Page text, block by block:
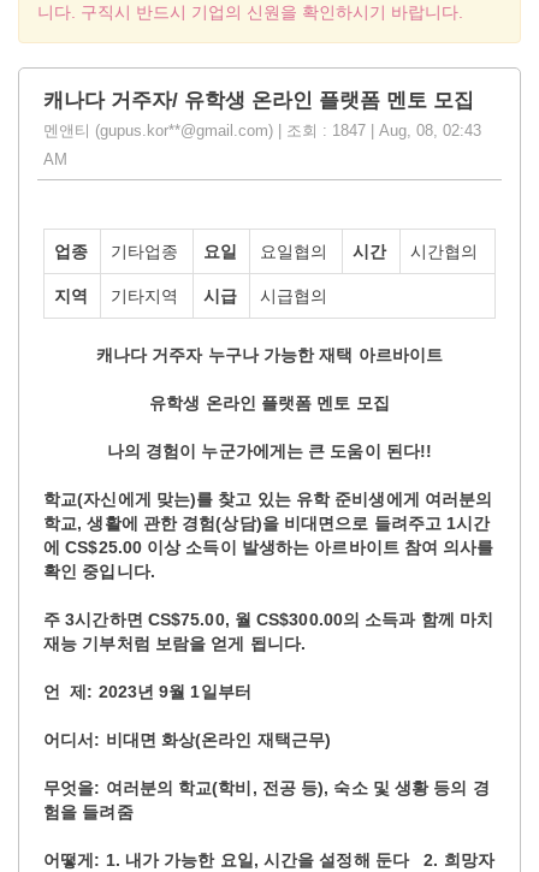
니다. 구직시 반드시 기업의 신원을 확인하시기 바랍니다.
캐나다 거주자/ 유학생 온라인 플랫폼 멘토 모집
멘앤티 (gupus.kor**@gmail.com) | 조회 : 1847 | Aug, 08, 02:43
AM
업종 기타업종 요일 요일협의 시간 시간협의
지역 기타지역 시급 시급협의
캐나다 거주자 누구나 가능한 재택 아르바이트
유학생 온라인 플랫폼 멘토 모집
나의 경험이 누군가에게는 큰 도움이 된다!!
학교(자신에게 맞는)를 찾고 있는 유학 준비생에게 여러분의
학교, 생활에 관한 경험(상담)을 비대면으로 들려주고 1시간
에 CS$25.00 이상 소득이 발생하는 아르바이트 참여 의사를
확인 중입니다.
주 3시간하면 CS$75.00, 월 CS$300.00의 소득과 함께 마치
재능 기부처럼 보람을 얻게 됩니다.
언 제: 2023년 9월 1일부터
어디서: 비대면 화상(온라인 재택근무)
무엇을: 여러분의 학교(학비, 전공 등), 숙소 및 생황 등의 경
험을 들려줌
어떻게: 1. 내가 가능한 요일, 시간을 설정해 둔다 2. 희망자